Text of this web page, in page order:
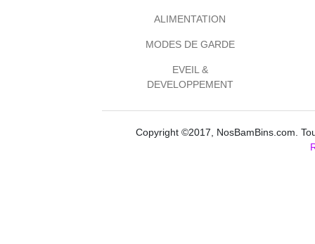
ALIMENTATION
MODES DE GARDE
EVEIL &
DEVELOPPEMENT
Copyright ©2017, NosBamBins.com.